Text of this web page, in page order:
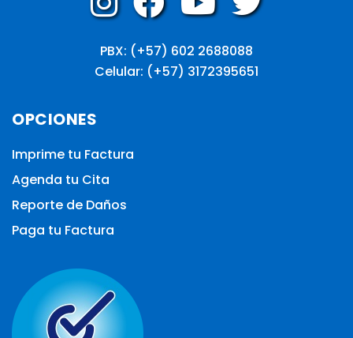
PBX: (+57) 602 2688088
Celular: (+57) 3172395651
OPCIONES
Imprime tu Factura
Agenda tu Cita
Reporte de Daños
Paga tu Factura